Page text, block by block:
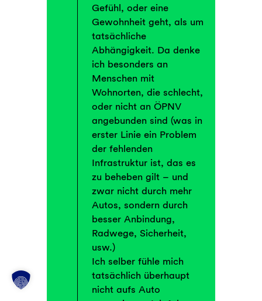
Gefühl, oder eine
Gewohnheit geht, als um
tatsächliche
Abhängigkeit. Da denke
ich besonders an
Menschen mit
Wohnorten, die schlecht,
oder nicht an ÖPNV
angebunden sind (was in
erster Linie ein Problem
der fehlenden
Infrastruktur ist, das es
zu beheben gilt – und
zwar nicht durch mehr
Autos, sondern durch
besser Anbindung,
Radwege, Sicherheit,
usw.)
Ich selber fühle mich
tatsächlich überhaupt
nicht aufs Auto